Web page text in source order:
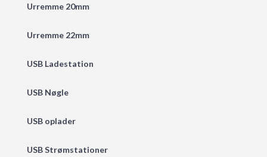
Urremme 20mm
Urremme 22mm
USB Ladestation
USB Nøgle
USB oplader
USB Strømstationer